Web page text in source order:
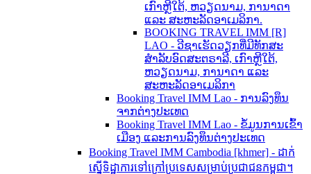
ເກົາຫຼີໃຕ້, ຫວຽດນາມ, ການາດາ
ແລະ ສະຫະລັດອາເມລິກາ.
BOOKING TRAVEL IMM [R]
LAO - ວີຊາເຮັດວຽກທີ່ມີທັກສະ
ສຳລັບອົດສະຕຣາລີ, ເກົາຫຼີໃຕ້,
ຫວຽດນາມ, ການາດາ ແລະ
ສະຫະລັດອາເມລິກາ
Booking Travel IMM Lao - ການລົງທຶນ
ຈາກຕ່າງປະເທດ
Booking Travel IMM Lao - ຂໍ້ມູນການເຂົ້າ
ເມືອງ ແລະການລົງທຶນຕ່າງປະເທດ
Booking Travel IMM Cambodia [khmer] - ដាក់
ស្នើទិដ្ឋាការទៅក្រៅប្រទេសសម្រាប់ប្រជាជនកម្ពុជា។